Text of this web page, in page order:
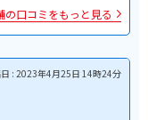
の口コミをもっと見る
: 2023年4月25日 14時24分